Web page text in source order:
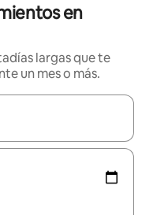
en
largas que te
un mes o más.
navega con las